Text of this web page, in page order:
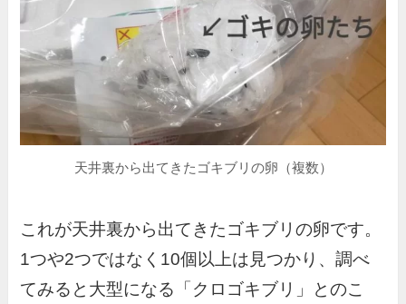
天井裏から出てきたゴキブリの卵（複数）
これが天井裏から出てきたゴキブリの卵です。
1つや2つではなく10個以上は見つかり、調べ
てみると大型になる「クロゴキブリ」とのこ